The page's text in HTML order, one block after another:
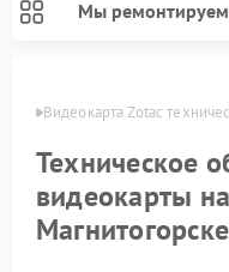
Мы ремонтируем
Видеокарта Zotac
Техническое
видеокарты
Магнитогорске